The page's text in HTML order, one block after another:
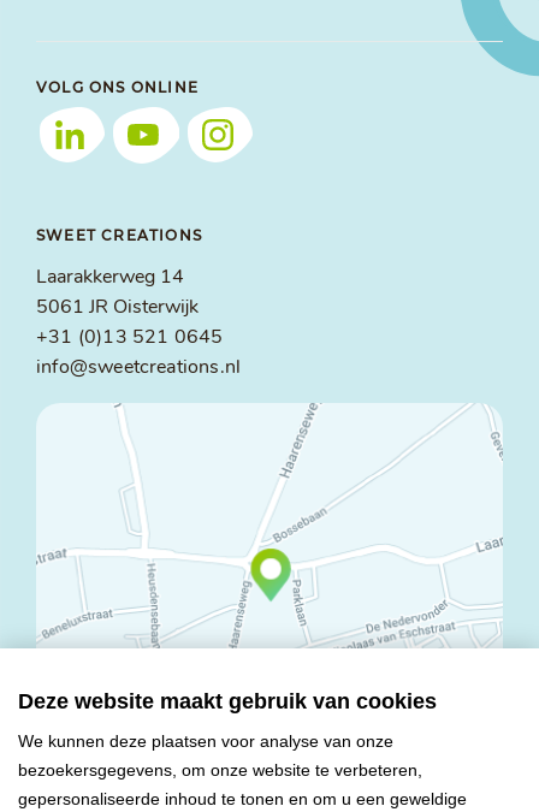
Deze website maakt gebruik van cookies
We kunnen deze plaatsen voor analyse van onze
bezoekersgegevens, om onze website te verbeteren,
gepersonaliseerde inhoud te tonen en om u een geweldige
VOLG ONS ONLINE
SWEET CREATIONS
Laarakkerweg 14
5061 JR Oisterwijk
+31 (0)13 521 0645
info@sweetcreations.nl
© Copyright 2026 Mareco Sweet Creations BV